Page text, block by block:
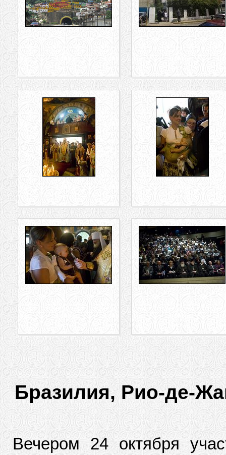
Бразилия, Рио-де-
Вечером 24 октября